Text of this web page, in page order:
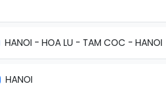
HANOI - HOA LU - TAM COC - HANOI
HANOI